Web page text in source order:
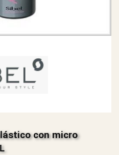
con micro